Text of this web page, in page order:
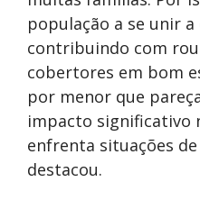
população a se unir
contribuindo com
cobertores em bom
por menor que
impacto significativo
enfrenta situações
destacou.